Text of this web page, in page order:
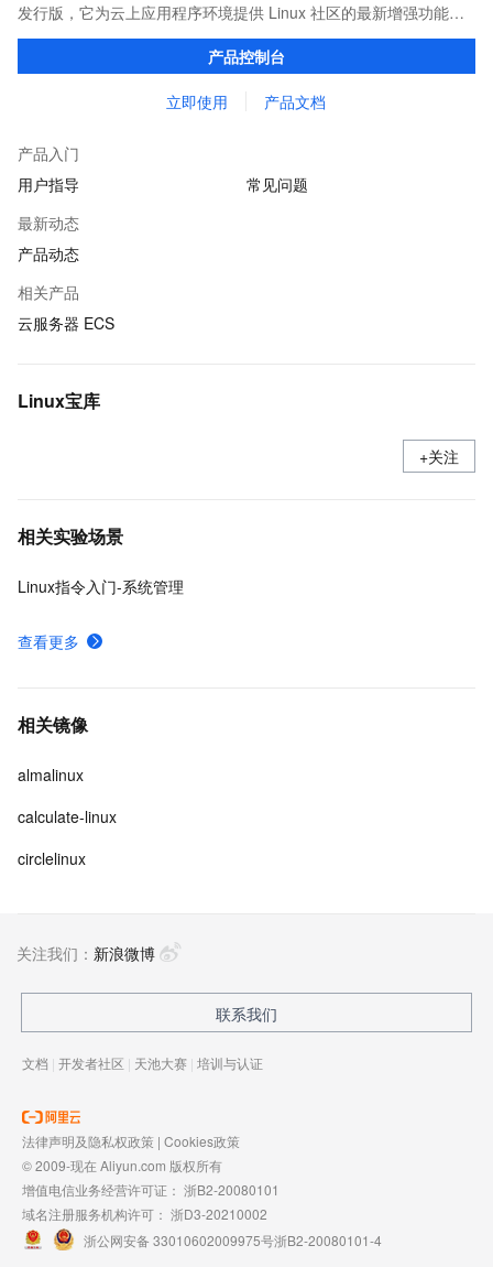
发行版，它为云上应用程序环境提供 Linux 社区的最新增强功能，
在提供云上最佳用户体验的同时，也针对阿里云基础设施做了深度
产品控制台
立即使用 产品文档
产品入门
用户指导
常见问题
最新动态
产品动态
相关产品
云服务器 ECS
Linux宝库
+关注
相关实验场景
Linux指令入门-系统管理
查看更多
相关镜像
almalinux
calculate-linux
circlelinux
关注我们： 新浪微博
联系我们
文档 | 开发者社区 | 天池大赛 | 培训与认证
法律声明及隐私权政策 | Cookies政策
© 2009-现在 Aliyun.com 版权所有
增值电信业务经营许可证： 浙B2-20080101
域名注册服务机构许可： 浙D3-20210002
浙公网安备 33010602009975号浙B2-20080101-4